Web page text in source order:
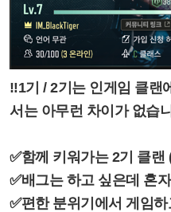
‼️1기 / 2기는 인게임 클랜
서는 아무런 차이가 없습
✅함께 키워가는 2기 클랜
✅배그는 하고 싶은데 혼
✅편한 분위기에서 게임